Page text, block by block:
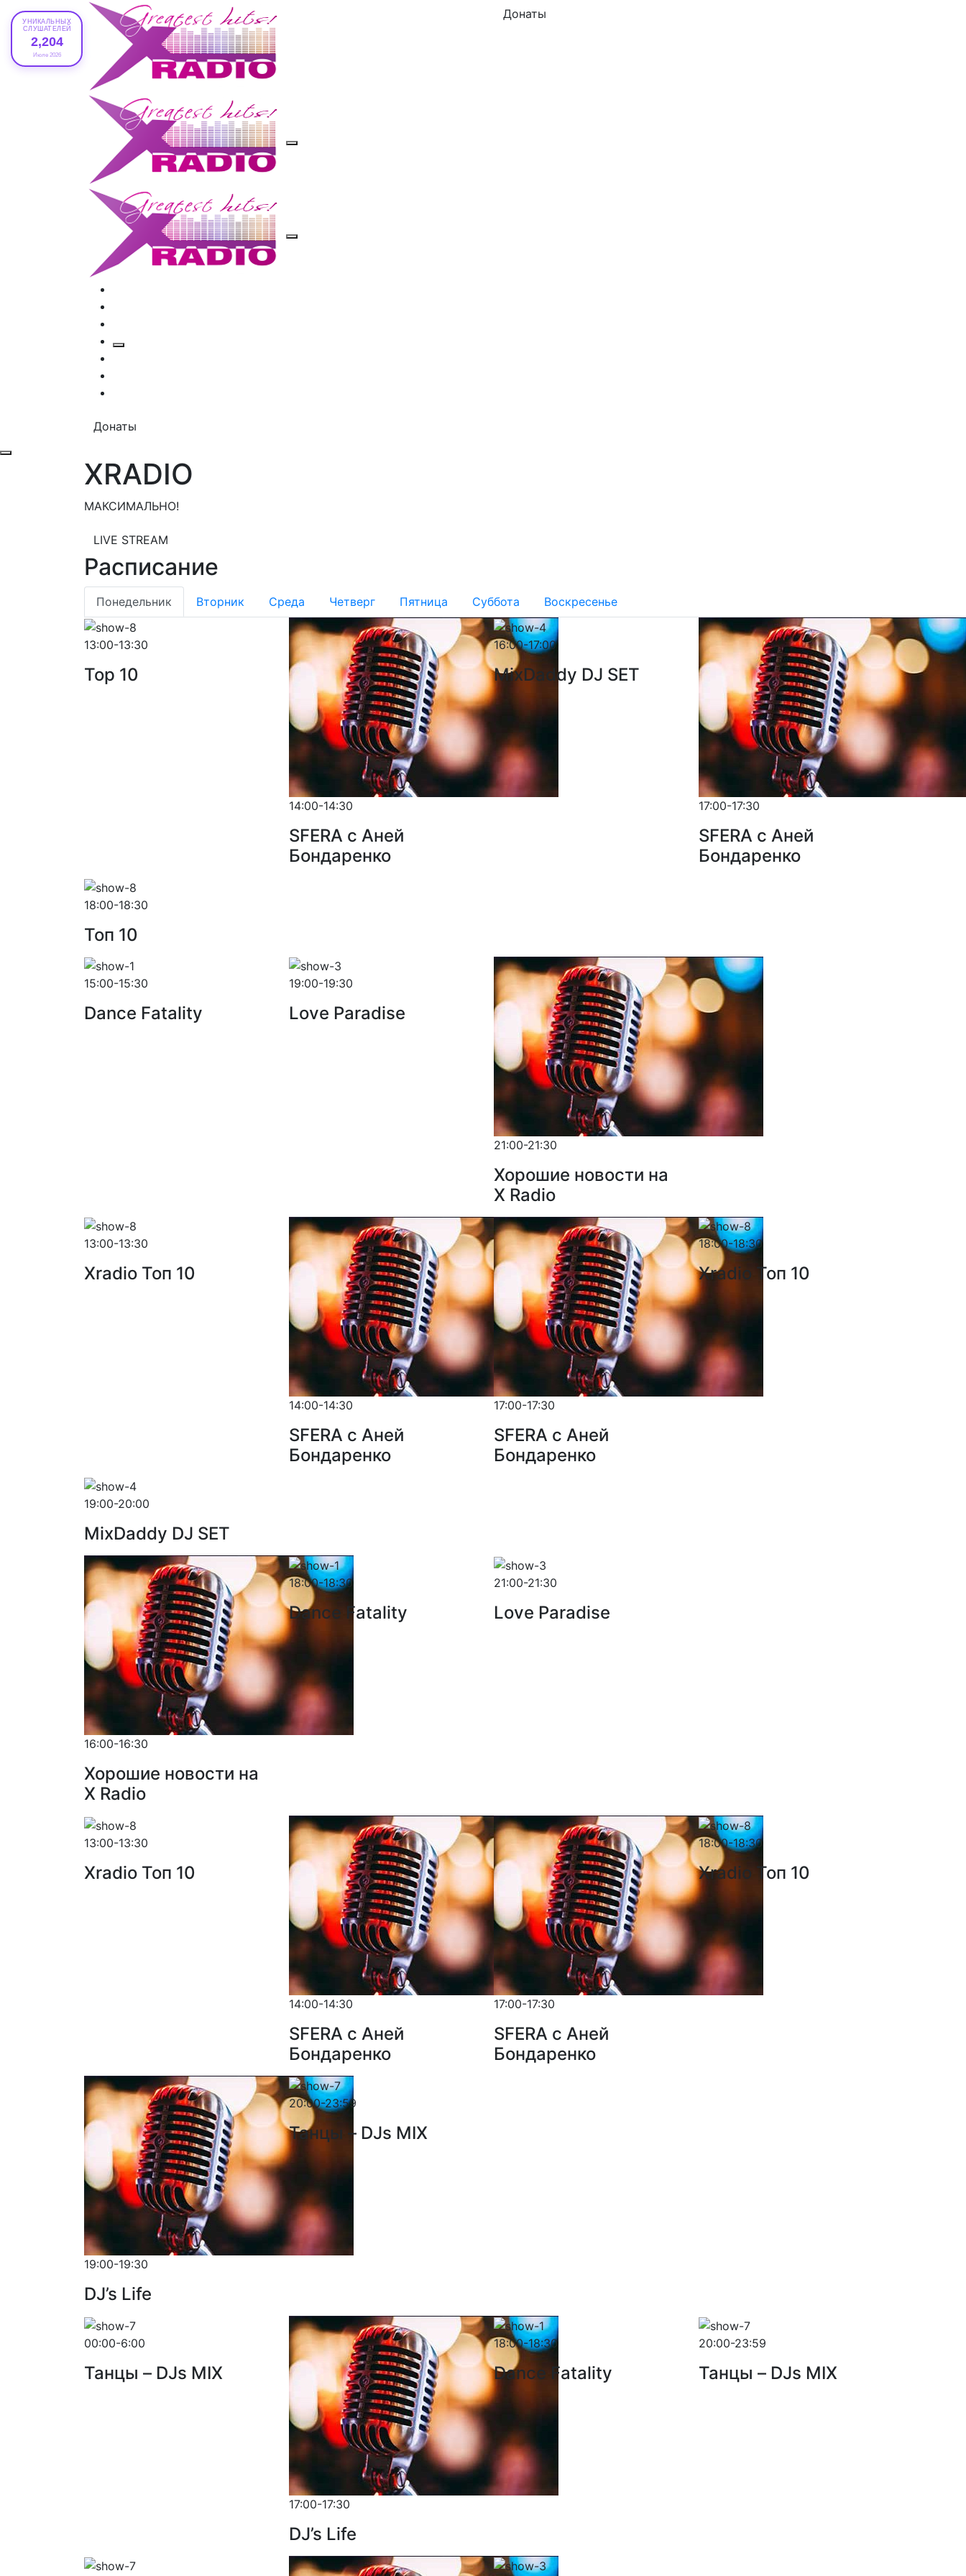
УНИКАЛЬНЫХ
СЛУШАТЕЛЕЙ
2,204
Июле 2026
Донаты
Донаты
XRADIO
МАКСИМАЛЬНО!
LIVE STREAM
Расписание
Понедельник Вторник Среда Четверг Пятница Суббота Воскресенье
13:00-13:30
Top 10
14:00-14:30
SFERA с Аней
Бондаренко
16:00-17:00
MixDaddy DJ SET
17:00-17:30
SFERA с Аней
Бондаренко
18:00-18:30
Toп 10
15:00-15:30
Dance Fatality
19:00-19:30
Love Paradise
21:00-21:30
Хорошие новости на
X Radio
13:00-13:30
Xradio Топ 10
14:00-14:30
SFERA с Аней
Бондаренко
17:00-17:30
SFERA с Аней
Бондаренко
18:00-18:30
Xradio Топ 10
19:00-20:00
MixDaddy DJ SET
16:00-16:30
Хорошие новости на
X Radio
18:00-18:30
Dance Fatality
21:00-21:30
Love Paradise
13:00-13:30
Xradio Топ 10
14:00-14:30
SFERA с Аней
Бондаренко
17:00-17:30
SFERA с Аней
Бондаренко
18:00-18:30
Xradio Топ 10
19:00-19:30
DJ’s Life
20:00-23:59
Танцы – DJs MIX
00:00-6:00
Танцы – DJs MIX
17:00-17:30
DJ’s Life
18:00-18:30
Dance Fatality
20:00-23:59
Танцы – DJs MIX